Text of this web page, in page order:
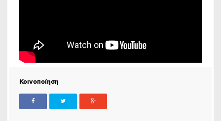
Κοινοποίηση